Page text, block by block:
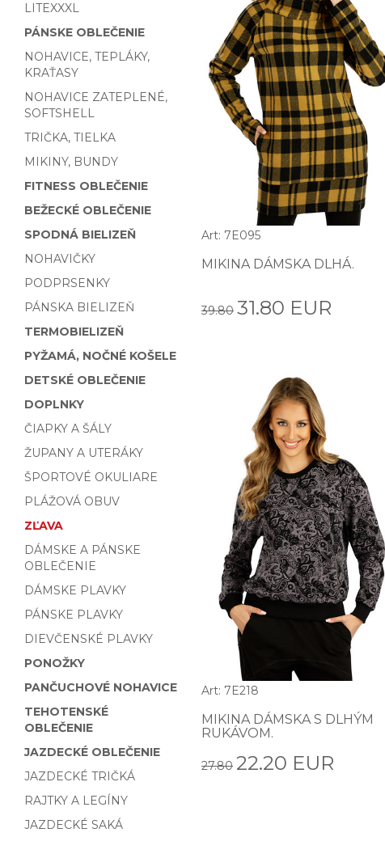
LITEXXXL
PÁNSKE OBLEČENIE
NOHAVICE, TEPLÁKY,
KRAŤASY
NOHAVICE ZATEPLENÉ,
SOFTSHELL
TRIČKA, TIELKA
MIKINY, BUNDY
FITNESS OBLEČENIE
BEŽECKÉ OBLEČENIE
SPODNÁ BIELIZEŇ
NOHAVIČKY
PODPRSENKY
PÁNSKA BIELIZEŇ
TERMOBIELIZEŇ
PYŽAMÁ, NOČNÉ KOŠELE
DETSKÉ OBLEČENIE
DOPLNKY
ČIAPKY A ŠÁLY
ŽUPANY A UTERÁKY
ŠPORTOVÉ OKULIARE
PLÁŽOVÁ OBUV
ZĽAVA
DÁMSKE A PÁNSKE
OBLEČENIE
DÁMSKE PLAVKY
PÁNSKE PLAVKY
DIEVČENSKÉ PLAVKY
PONOŽKY
PANČUCHOVÉ NOHAVICE
TEHOTENSKÉ
OBLEČENIE
JAZDECKÉ OBLEČENIE
JAZDECKÉ TRIČKÁ
RAJTKY A LEGÍNY
JAZDECKÉ SAKÁ
Art: 7E095
MIKINA DÁMSKA DLHÁ.
39.80 31.80 EUR
Art: 7E218
MIKINA DÁMSKA S DLHÝM
RUKÁVOM.
27.80 22.20 EUR